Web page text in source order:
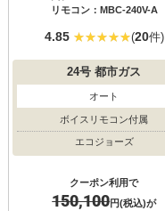
リモコン：MBC-240V-A
4.85 (20件)
24号 都市ガス
オート
ボイスリモコン付属
エコジョーズ
クーポン利用で
150,100円(税込)が